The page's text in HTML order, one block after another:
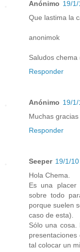
Anónimo 19/1/
Que lastima la
anonimok
Saludos chema
Responder
Anónimo 19/1/
Muchas
Responder
Seeper 19/1/10
Hola Chema.
Es una placer
sobre todo
porque suelen
caso de esta).
Sólo una
tal colocar un